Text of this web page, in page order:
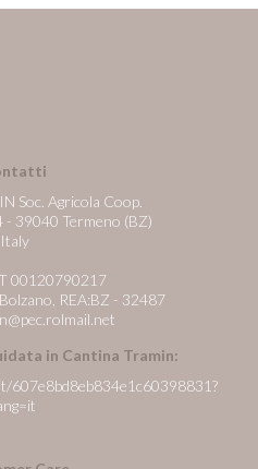
Soc. Agricola Coop.
- 39040 Termeno (BZ)
Italy
00120790217
Bolzano, REA:BZ - 32487
in Cantina Tramin: